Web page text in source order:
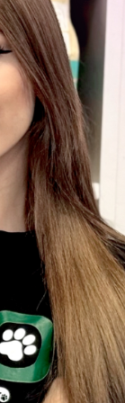
Gör
VƏ
RAHAT